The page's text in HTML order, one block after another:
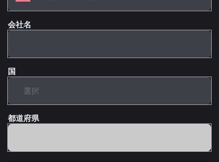
会社名
国
都道府県